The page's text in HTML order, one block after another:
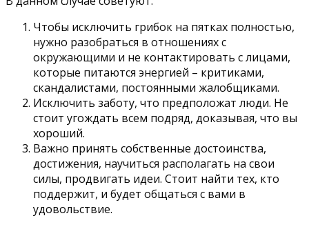
Чтобы исключить грибок на пятках полностью,
нужно разобраться в отношениях с
окружающими и не контактировать с лицами,
которые питаются энергией – критиками,
скандалистами, постоянными жалобщиками.
Исключить заботу, что предположат люди. Не
стоит угождать всем подряд, доказывая, что вы
хороший.
Важно принять собственные достоинства,
достижения, научиться располагать на свои
силы, продвигать идеи. Стоит найти тех, кто
поддержит, и будет общаться с вами в
удовольствие.